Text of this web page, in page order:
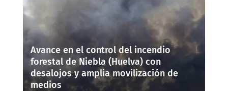
Avance en el control del incendio
forestal de Niebla (Huelva) con
desalojos y amplia movilización de
medios